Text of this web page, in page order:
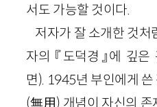
서도 가능할 것이다.
저자가 잘 소개한 것처
자의 『도덕경』에 깊
면). 1945년 부인에게
(無用) 개념이 자신의